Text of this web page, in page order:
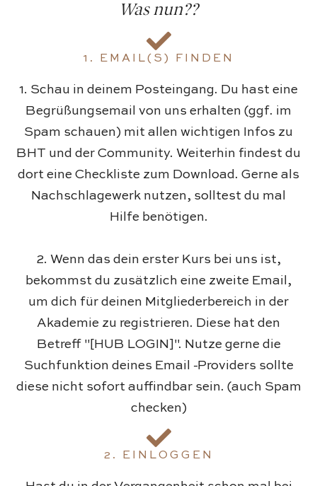
Was nun??
1. EMAIL(S) FINDEN
1. Schau in deinem Posteingang. Du hast eine
Begrüßungsemail von uns erhalten (ggf. im
Spam schauen) mit allen wichtigen Infos zu
BHT und der Community. Weiterhin findest du
dort eine Checkliste zum Download. Gerne als
Nachschlagewerk nutzen, solltest du mal
Hilfe benötigen.
2. Wenn das dein erster Kurs bei uns ist,
bekommst du zusätzlich eine zweite Email,
um dich für deinen Mitgliederbereich in der
Akademie zu registrieren. Diese hat den
Betreff "[HUB LOGIN]". Nutze gerne die
Suchfunktion deines Email -Providers sollte
diese nicht sofort auffindbar sein. (auch Spam
checken)
2. EINLOGGEN